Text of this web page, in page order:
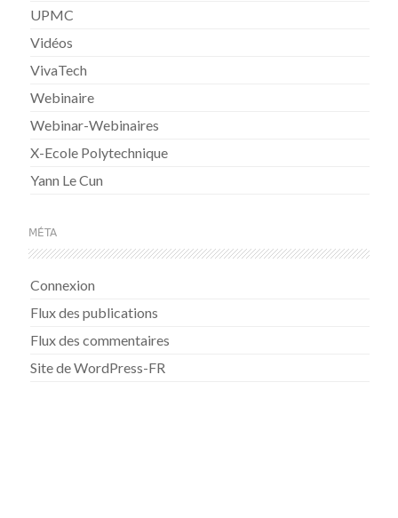
UPMC
Vidéos
VivaTech
Webinaire
Webinar-Webinaires
X-Ecole Polytechnique
Yann Le Cun
MÉTA
Connexion
Flux des publications
Flux des commentaires
Site de WordPress-FR